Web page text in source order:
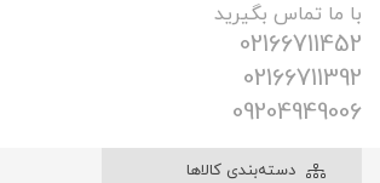
با ما تماس بگیرید
02166711452
02166711392
09204949006
دسته‌بندی کالاها